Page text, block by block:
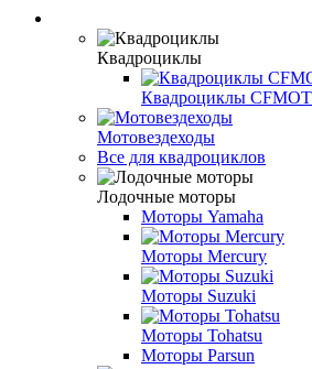
Квадроциклы
Квадроциклы
Мотовездеходы
Все для квадроциклов
Лодочные моторы
Моторы Yamaha
Моторы Mercury
Моторы Suzuki
Моторы Tohatsu
Моторы Parsun